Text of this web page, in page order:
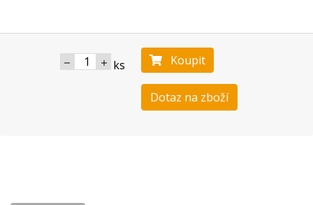
ks Koupit
Dotaz na zboží